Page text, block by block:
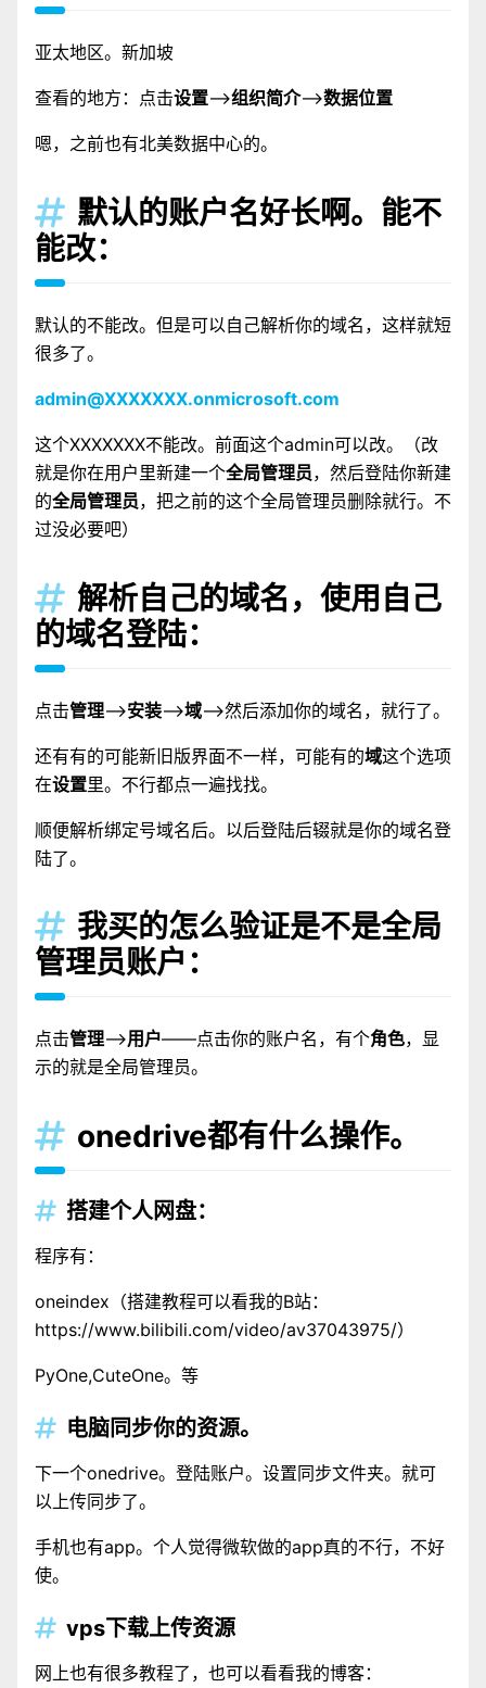
亚太地区。新加坡
查看的地方：点击设置——>组织简介——>数据位置
嗯，之前也有北美数据中心的。
 默认的账户名好长啊。能不
能改：
默认的不能改。但是可以自己解析你的域名，这样就短
很多了。
admin@XXXXXXX.onmicrosoft.com
这个XXXXXXX不能改。前面这个admin可以改。（改
就是你在用户里新建一个全局管理员，然后登陆你新建
的全局管理员，把之前的这个全局管理员删除就行。不
过没必要吧）
 解析自己的域名，使用自己
的域名登陆：
点击管理——>安装——>域——>然后添加你的域名，就行了。
还有有的可能新旧版界面不一样，可能有的域这个选项
在设置里。不行都点一遍找找。
顺便解析绑定号域名后。以后登陆后辍就是你的域名登
陆了。
 我买的怎么验证是不是全局
管理员账户：
点击管理——>用户——点击你的账户名，有个角色，显
示的就是全局管理员。
 onedrive都有什么操作。
 搭建个人网盘：
程序有：
oneindex（搭建教程可以看我的B站：
https://www.bilibili.com/video/av37043975/）
PyOne,CuteOne。等
 电脑同步你的资源。
下一个onedrive。登陆账户。设置同步文件夹。就可
以上传同步了。
手机也有app。个人觉得微软做的app真的不行，不好
使。
 vps下载上传资源
网上也有很多教程了，也可以看看我的博客：